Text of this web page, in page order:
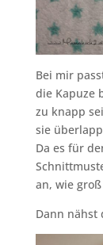
Bei mir
die Kapuze
zu knapp
sie
Da es für
an, wie
Dann nähst